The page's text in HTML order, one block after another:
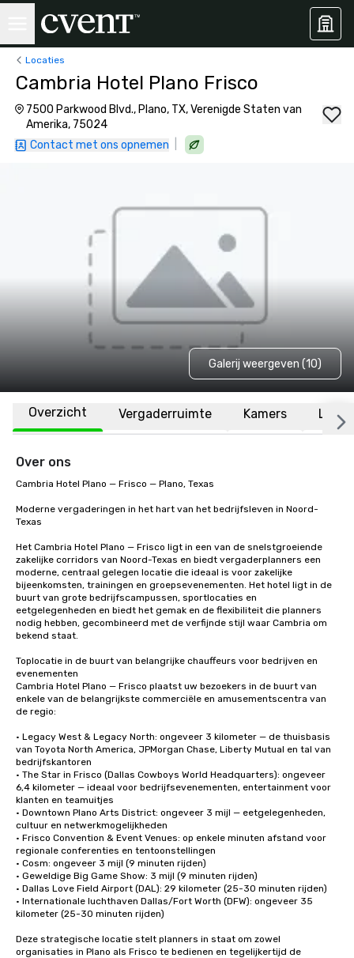
Locaties
Cambria Hotel Plano Frisco
7500 Parkwood Blvd., Plano, TX, Verenigde Staten van
Amerika, 75024
Contact met ons opnemen
Galerij weergeven (10)
Overzicht Vergaderruimte Kamers
Over ons
Cambria Hotel Plano — Frisco — Plano, Texas
Moderne vergaderingen in het hart van het bedrijfsleven in Noord-
Texas
Het Cambria Hotel Plano — Frisco ligt in een van de snelstgroeiende
zakelijke corridors van Noord-Texas en biedt vergaderplanners een
moderne, centraal gelegen locatie die ideaal is voor zakelijke
bijeenkomsten, trainingen en groepsevenementen. Het hotel ligt in de
buurt van grote bedrijfscampussen, sportlocaties en
eetgelegenheden en biedt het gemak en de flexibiliteit die planners
nodig hebben, gecombineerd met de verfijnde stijl waar Cambria om
bekend staat.
Toplocatie in de buurt van belangrijke chauffeurs voor bedrijven en
evenementen
Cambria Hotel Plano — Frisco plaatst uw bezoekers in de buurt van
enkele van de belangrijkste commerciële en amusementscentra van
de regio:
• Legacy West & Legacy North: ongeveer 3 kilometer — de thuisbasis
van Toyota North America, JPMorgan Chase, Liberty Mutual en tal van
bedrijfskantoren
• The Star in Frisco (Dallas Cowboys World Headquarters): ongeveer
6,4 kilometer — ideaal voor bedrijfsevenementen, entertainment voor
klanten en teamuitjes
• Downtown Plano Arts District: ongeveer 3 mijl — eetgelegenheden,
cultuur en netwerkmogelijkheden
• Frisco Convention & Event Venues: op enkele minuten afstand voor
regionale conferenties en tentoonstellingen
• Cosm: ongeveer 3 mijl (9 minuten rijden)
• Geweldige Big Game Show: 3 mijl (9 minuten rijden)
• Dallas Love Field Airport (DAL): 29 kilometer (25-30 minuten rijden)
• Internationale luchthaven Dallas/Fort Worth (DFW): ongeveer 35
kilometer (25-30 minuten rijden)
Deze strategische locatie stelt planners in staat om zowel
organisaties in Plano als Frisco te bedienen en tegelijkertijd de